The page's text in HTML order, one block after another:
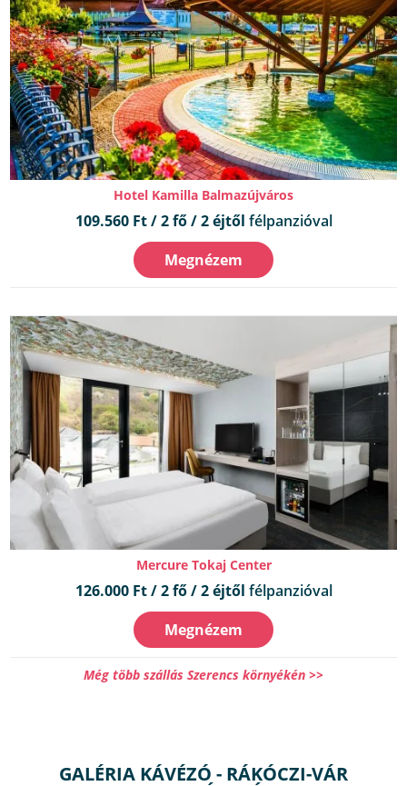
Hotel Kamilla Balmazújváros
109.560 Ft / 2 fő / 2 éjtől félpanzióval
Megnézem
Mercure Tokaj Center
126.000 Ft / 2 fő / 2 éjtől félpanzióval
Megnézem
Még több szállás Szerencs környékén >>
GALÉRIA KÁVÉZÓ - RÁKÓCZI-VÁR